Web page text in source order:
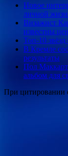
Новое
личной
Визажист
известны
Топ-10
В Кремле
результаты
Пол
альбом для
При цитировании